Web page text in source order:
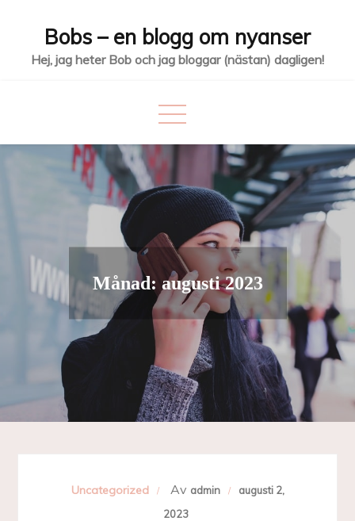
innehåll
Bobs – en blogg om nyanser
Hej, jag heter Bob och jag bloggar (nästan) dagligen!
Månad: augusti 2023
Uncategorized Av admin
augusti 2,
2023